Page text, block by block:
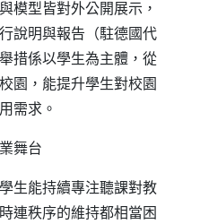
模型皆對外公開展示，
說明與報告（駐德國代
措係以學生為主體，從
園，能提升學生對校園
需求。
舞台
生能持續專注聽課對教
連秩序的維持都相當困